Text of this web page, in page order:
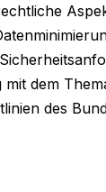
dem
des